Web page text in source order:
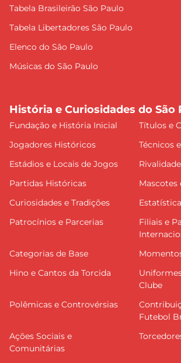
Tabela Brasileirão São Paulo
Tabela Libertadores São Paulo
Elenco do São Paulo
Músicas do São Paulo
História e Curiosidades do São
Fundação e História Inicial
Títulos e
Jogadores Históricos
Técnicos
Estádios e Locais de Jogos
Partidas Históricas
Mascotes
Curiosidades e Tradições
Patrocínios e Parcerias
Filiais e
Categorias de Base
Hino e Cantos da Torcida
Clube
Polêmicas e Controvérsias
Futebol
Ações Sociais e
Comunitárias